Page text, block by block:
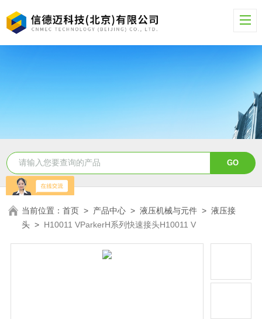
当前位置：首页 > 产品中心 >液压机械与元件 >液压接
头 > H10011 VParkerH系列快速接头H10011 V